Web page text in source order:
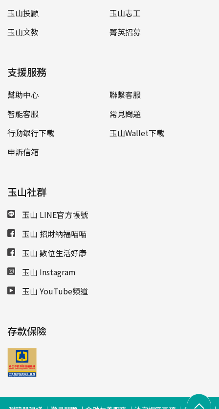
玉山投顧
玉山志工
玉山文教
菁英招募
支援服務
幫助中心
聯繫客服
智能客服
常見問題
行動銀行下載
玉山Wallet下載
申訴信箱
玉山社群
玉山 LINE官方帳號
玉山 招財納福喵喵
玉山 數位生活好康
玉山 Instagram
玉山 YouTube頻道
存款保險